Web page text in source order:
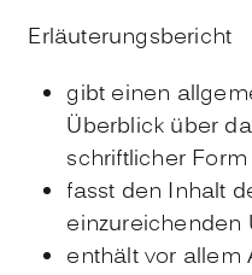
Erläuterungsbericht
gibt einen
Überblick über
schriftlicher Form
fasst den Inhalt
einzureichenden
enthält vor allem